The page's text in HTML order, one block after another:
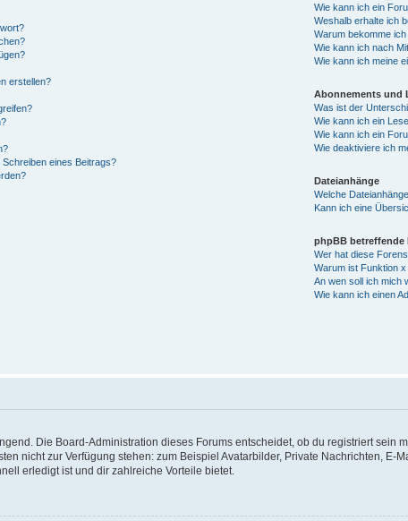
erstellen?
Schreiben eines Beitrags?
Wie kann ich ein
Weshalb erhalte ich
Warum bekomme
Wie kann ich nach
Wie kann ich meine
Abonnements und
Was ist der
Wie kann ich ein
Wie kann ich ein
Wie deaktiviere ich
Dateianhänge
Welche
Kann ich eine
phpBB betreffende
Wer hat diese
Warum ist Funktion
An wen soll ich mich
Wie kann ich einen
Die Board-Administration dieses Forums entscheidet, ob du registriert sein
nicht zur Verfügung stehen: zum Beispiel Avatarbilder, Private Nachrichten,
erledigt ist und dir zahlreiche Vorteile bietet.